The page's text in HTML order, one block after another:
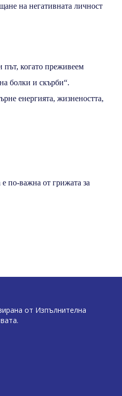
на негативната личност
път, когато преживеем
болки и скърби“.
енергията, жизнеността,
по-важна от грижата за
от Изпълнителна